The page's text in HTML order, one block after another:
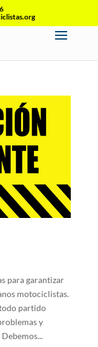
para garantizar
motociclistas.
partido
y